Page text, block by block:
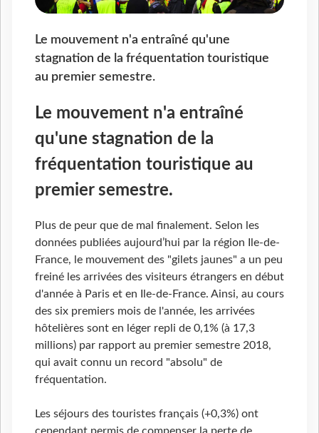
Le mouvement n'a entraîné qu'une
stagnation de la fréquentation touristique
au premier semestre.
Le mouvement n'a entraîné
qu'une stagnation de la
fréquentation touristique au
premier semestre.
Plus de peur que de mal finalement. Selon les
données publiées aujourd’hui par la région Ile-de-
France, le mouvement des "gilets jaunes" a un peu
freiné les arrivées des visiteurs étrangers en début
d'année à Paris et en Ile-de-France. Ainsi, au cours
des six premiers mois de l'année, les arrivées
hôtelières sont en léger repli de 0,1% (à 17,3
millions) par rapport au premier semestre 2018,
qui avait connu un record "absolu" de
fréquentation.
Les séjours des touristes français (+0,3%) ont